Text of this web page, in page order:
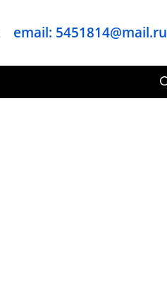
email: 5451814@mail.ru